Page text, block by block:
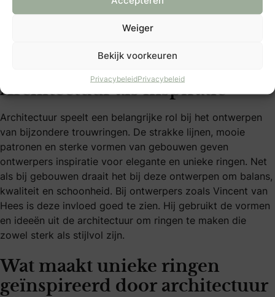
Weiger
Bekijk voorkeuren
PrivacybeleidPrivacybeleid
trouwringen waarin vloeiende lijnen en architectonische
inspiratie samenkomen. Deze ontwerpen zijn niet alleen
Architectuur als inspiratie
Architectuur speelt een belangrijke rol bij het ontwerpen
van bijzondere trouwringen. De strakke lijnen, mooie
patronen en sterke vormen van gebouwen geven
ontwerpers inspiratie voor elegante en unieke ringen. Net
als bij gebouwen draait het bij deze ontwerpen om balans,
kwaliteit en schoonheid. Bij ontwerpers zoals Vincent van
Hees is deze invloed goed te zien. Hij gebruikt de vormen
en ideeën uit de architectuur om ringen te maken die
zowel sterk als stijlvol zijn.
Wat maakt unieke ringen
geïnspireerd door architectuur